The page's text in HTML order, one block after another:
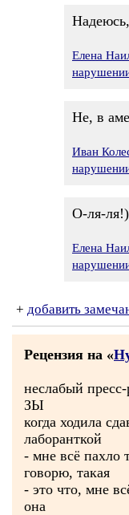
Елена
Не, в
Иван
О-ля-ля!)
Елена
+ добавить
Рецензия на «
неслабый
ЗЫ
когда ходила
лаборанткой
- мне всё пахло
говорю, такая
- это что, мне
она